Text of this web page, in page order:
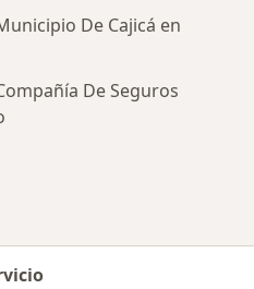
De Cajicá en
De Seguros